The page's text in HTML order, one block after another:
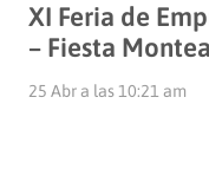
XI Feria de
– Fiesta
25 Abr a las 10:21 am